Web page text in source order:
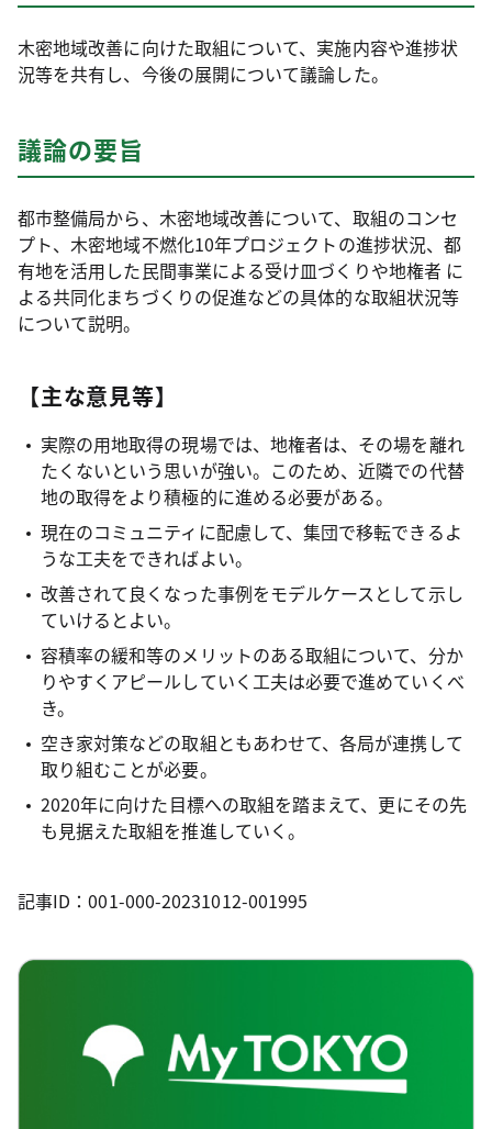
木密地域改善に向けた取組について、実施内容や進捗状
況等を共有し、今後の展開について議論した。
議論の要旨
都市整備局から、木密地域改善について、取組のコンセ
プト、木密地域不燃化10年プロジェクトの進捗状況、都
有地を活用した民間事業による受け皿づくりや地権者 に
よる共同化まちづくりの促進などの具体的な取組状況等
について説明。
【主な意見等】
実際の用地取得の現場では、地権者は、その場を離れ
たくないという思いが強い。このため、近隣での代替
地の取得をより積極的に進める必要がある。
現在のコミュニティに配慮して、集団で移転できるよ
うな工夫をできればよい。
改善されて良くなった事例をモデルケースとして示し
ていけるとよい。
容積率の緩和等のメリットのある取組について、分か
りやすくアピールしていく工夫は必要で進めていくべ
き。
空き家対策などの取組ともあわせて、各局が連携して
取り組むことが必要。
2020年に向けた目標への取組を踏まえて、更にその先
も見据えた取組を推進していく。
記事ID：001-000-20231012-001995